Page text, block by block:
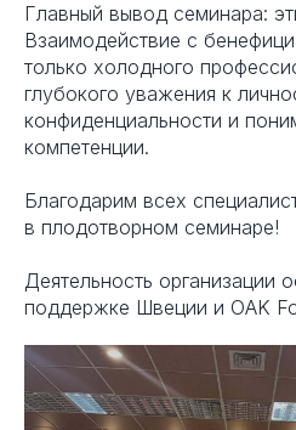
Главный вывод семинара:
Взаимодействие с
только холодного
глубокого уважения к
конфиденциальности и
компетенции.
Благодарим всех
в плодотворном семинаре!
Деятельность организации
поддержке Швеции и OAK